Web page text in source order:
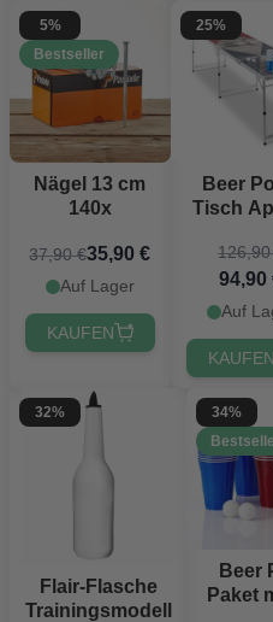
5%
Bestseller
Nägel 13 cm
140x
37,90 €35,90 €
Auf Lager
KAUFEN
25%
Beer
Tisch
94,90
Auf
KAUFEN
32%
Flair-Flasche
Trainingsmodell
34%
Beer
Paket